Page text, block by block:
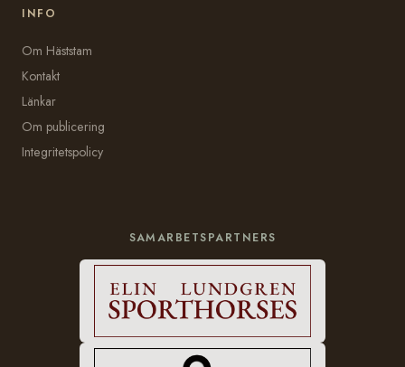
INFO
Om Häststam
Kontakt
Länkar
Om publicering
Integritetspolicy
SAMARBETSPARTNERS